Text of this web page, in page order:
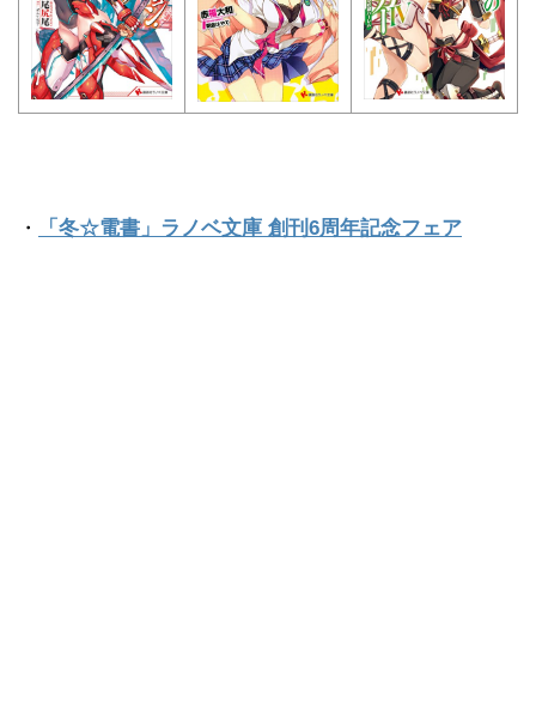
・ 「冬☆電書」ラノベ文庫 創刊6周年記念フェア